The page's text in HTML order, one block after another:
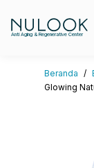
Anti Aging & Regenerative Center
Beranda /
Glowing